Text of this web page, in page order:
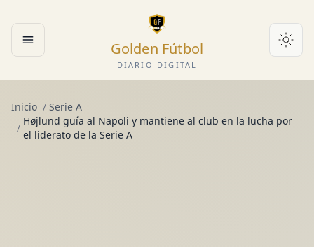
Abrir menú Golden Fútbol
DIARIO DIGITAL
Inicio / Serie A
/
Højlund guía al Napoli y mantiene al club en la lucha por
el liderato de la Serie A